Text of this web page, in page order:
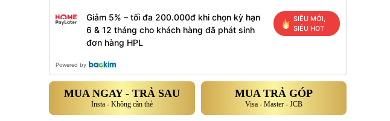
Giảm 5% – tối đa 200.000đ khi chọn kỳ hạn
6 & 12 tháng cho khách hàng đã phát sinh
đơn hàng HPL
SIÊU MỚI,
SIÊU HOT
Powered by
MUA NGAY - TRẢ SAU
Insta - Không cần thẻ
MUA TRẢ GÓP
Visa - Master - JCB